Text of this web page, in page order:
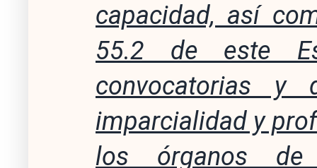
capacidad, así
55.2 de este
convocatorias y
imparcialidad y
los órganos de